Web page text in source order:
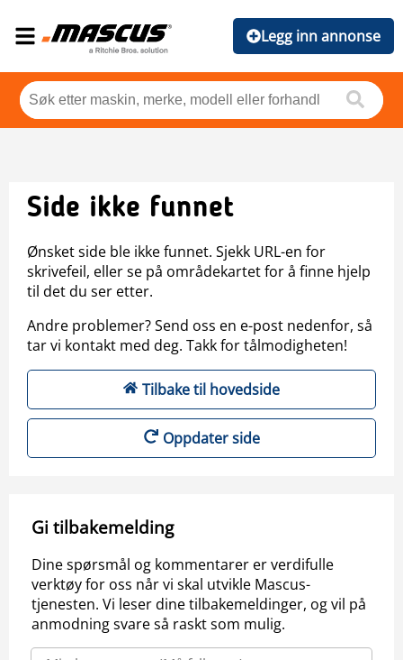
Legg inn annonse
Side ikke funnet
Ønsket side ble ikke funnet. Sjekk URL-en for
skrivefeil, eller se på områdekartet for å finne hjelp
til det du ser etter.
Andre problemer? Send oss en e-post nedenfor, så
tar vi kontakt med deg. Takk for tålmodigheten!
Tilbake til hovedside
Oppdater side
Gi tilbakemelding
Dine spørsmål og kommentarer er verdifulle
verktøy for oss når vi skal utvikle Mascus-
tjenesten. Vi leser dine tilbakemeldinger, og vil på
anmodning svare så raskt som mulig.